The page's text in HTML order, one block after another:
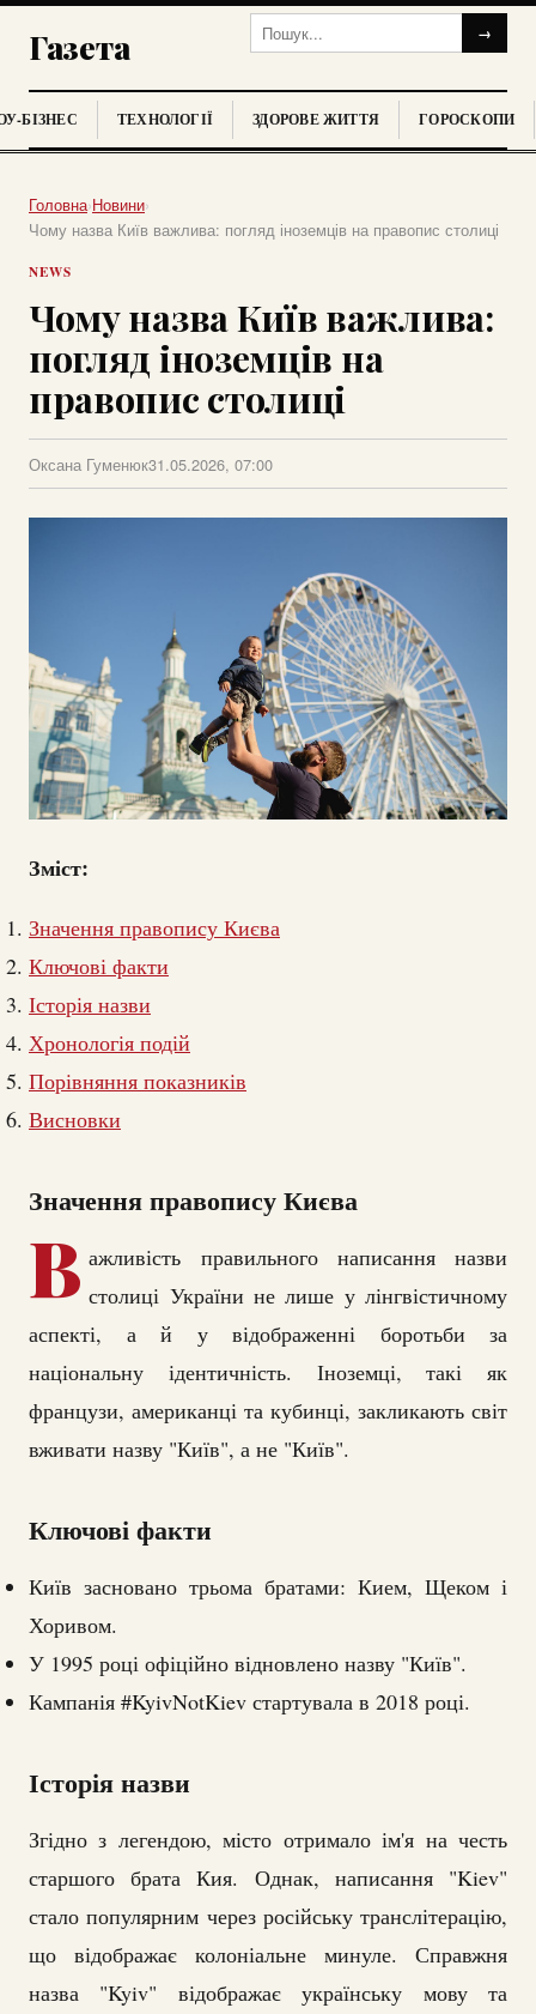
Газета →
БІЗНЕС ТЕХНОЛОГІЇ ЗДОРОВЕ ЖИТТЯ ГОРОСКОПИ
Головна›Новини›
Чому назва Київ важлива: погляд іноземців на правопис столиці
NEWS
Чому назва Київ важлива:
погляд іноземців на
правопис столиці
Оксана Гуменюк31.05.2026, 07:00
Зміст:
Значення правопису Києва
Ключові факти
Історія назви
Хронологія подій
Порівняння показників
Висновки
Значення правопису Києва
В ажливість правильного написання назви
столиці України не лише у лінгвістичному
аспекті, а й у відображенні боротьби за
національну ідентичність. Іноземці, такі як
французи, американці та кубинці, закликають світ
вживати назву "Київ", а не "Київ".
Ключові факти
Київ засновано трьома братами: Кием, Щеком і
Хоривом.
У 1995 році офіційно відновлено назву "Київ".
Кампанія #KyivNotKiev стартувала в 2018 році.
Історія назви
Згідно з легендою, місто отримало ім'я на честь
старшого брата Кия. Однак, написання "Kiev"
стало популярним через російську транслітерацію,
що відображає колоніальне минуле. Справжня
назва "Kyiv" відображає українську мову та